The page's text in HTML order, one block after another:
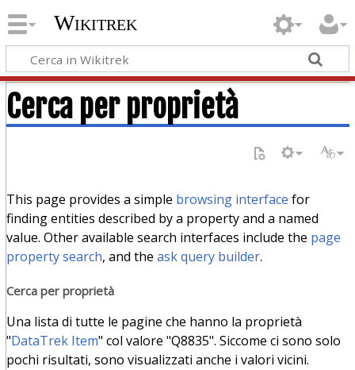
Wikitrek
Cerca per proprietà
This page provides a simple browsing interface for
finding entities described by a property and a named
value. Other available search interfaces include the page
property search, and the ask query builder.
Cerca per proprietà
Una lista di tutte le pagine che hanno la proprietà
"DataTrek Item" col valore "Q8835". Siccome ci sono solo
pochi risultati, sono visualizzati anche i valori vicini.